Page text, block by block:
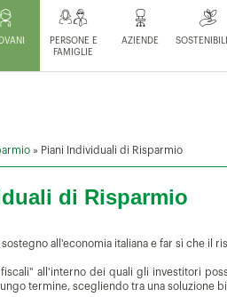
PERSONE E
FAMIGLIE
AZIENDE
» Piani Individuali di Risparmio
di Risparmio
sostegno all'economia italiana e far sì che
all'interno dei quali gli investitori
termine, scegliendo tra una soluzione